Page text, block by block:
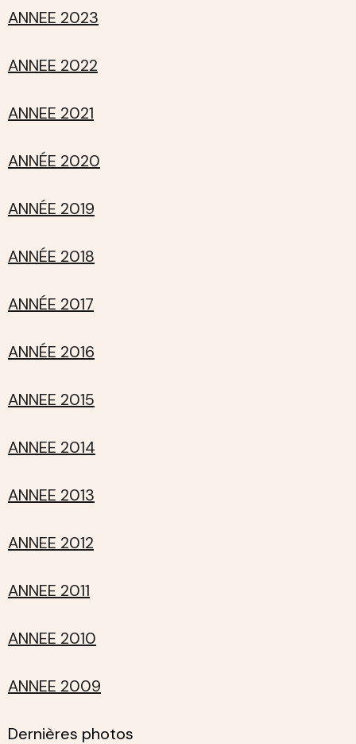
ANNEE 2023
ANNEE 2022
ANNEE 2021
ANNÉE 2020
ANNÉE 2019
ANNÉE 2018
ANNÉE 2017
ANNÉE 2016
ANNEE 2015
ANNEE 2014
ANNEE 2013
ANNEE 2012
ANNEE 2011
ANNEE 2010
ANNEE 2009
Dernières photos